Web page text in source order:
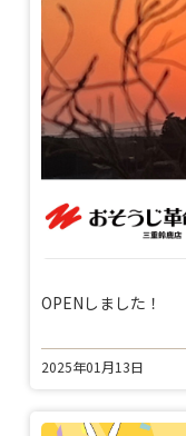
OPENしました！
2025年01月13日